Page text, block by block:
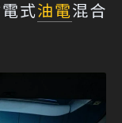
式油電混合